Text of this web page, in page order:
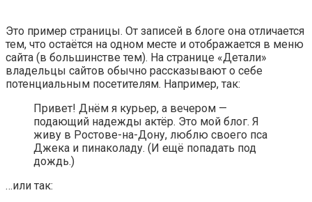
Это пример страницы. От записей в блоге она отличается
тем, что остаётся на одном месте и отображается в меню
сайта (в большинстве тем). На странице «Детали»
владельцы сайтов обычно рассказывают о себе
потенциальным посетителям. Например, так:
Привет! Днём я курьер, а вечером —
подающий надежды актёр. Это мой блог. Я
живу в Ростове-на-Дону, люблю своего пса
Джека и пинаколаду. (И ещё попадать под
дождь.)
…или так: